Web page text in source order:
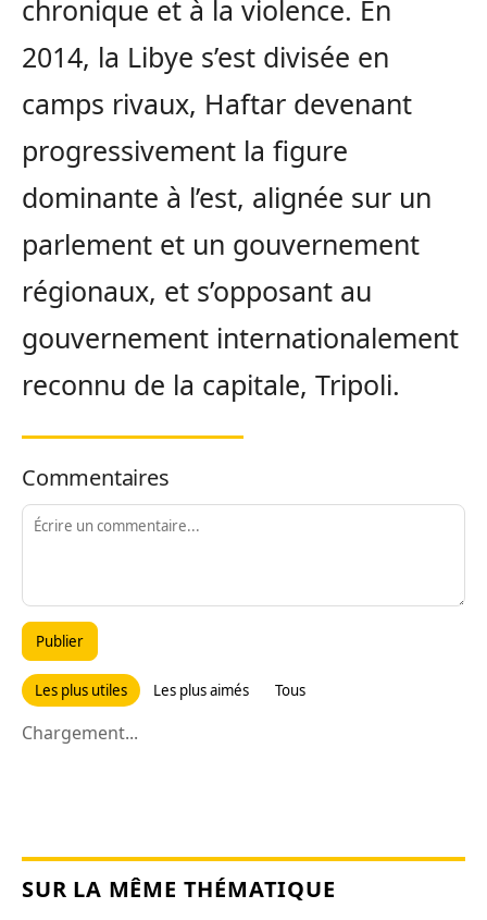
chronique et à la violence. En
2014, la Libye s’est divisée en
camps rivaux, Haftar devenant
progressivement la figure
dominante à l’est, alignée sur un
parlement et un gouvernement
régionaux, et s’opposant au
gouvernement internationalement
reconnu de la capitale, Tripoli.
Commentaires
Publier
Les plus utiles Les plus aimés Tous
Chargement...
SUR LA MÊME THÉMATIQUE